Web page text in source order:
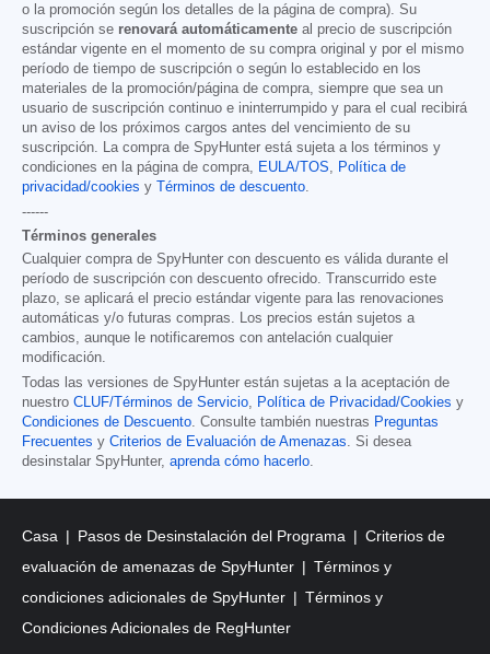
o la promoción según los detalles de la página de compra). Su
suscripción se renovará automáticamente al precio de suscripción
estándar vigente en el momento de su compra original y por el mismo
período de tiempo de suscripción o según lo establecido en los
materiales de la promoción/página de compra, siempre que sea un
usuario de suscripción continuo e ininterrumpido y para el cual recibirá
un aviso de los próximos cargos antes del vencimiento de su
suscripción. La compra de SpyHunter está sujeta a los términos y
condiciones en la página de compra, EULA/TOS, Política de
privacidad/cookies y Términos de descuento.
------
Términos generales
Cualquier compra de SpyHunter con descuento es válida durante el
período de suscripción con descuento ofrecido. Transcurrido este
plazo, se aplicará el precio estándar vigente para las renovaciones
automáticas y/o futuras compras. Los precios están sujetos a
cambios, aunque le notificaremos con antelación cualquier
modificación.
Todas las versiones de SpyHunter están sujetas a la aceptación de
nuestro CLUF/Términos de Servicio, Política de Privacidad/Cookies y
Condiciones de Descuento. Consulte también nuestras Preguntas
Frecuentes y Criterios de Evaluación de Amenazas. Si desea
desinstalar SpyHunter, aprenda cómo hacerlo.
Casa Pasos de Desinstalación del Programa
Criterios de
evaluación de amenazas de SpyHunter
Términos y
condiciones adicionales de SpyHunter
Términos y
Condiciones Adicionales de RegHunter